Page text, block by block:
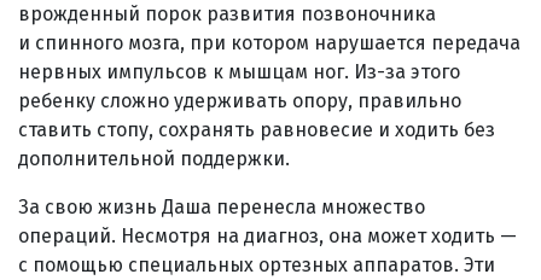
врожденный порок развития позвоночника
и спинного мозга, при котором нарушается передача
нервных импульсов к мышцам ног. Из-за этого
ребенку сложно удерживать опору, правильно
ставить стопу, сохранять равновесие и ходить без
дополнительной поддержки.
За свою жизнь Даша перенесла множество
операций. Несмотря на диагноз, она может ходить —
с помощью специальных ортезных аппаратов. Эти